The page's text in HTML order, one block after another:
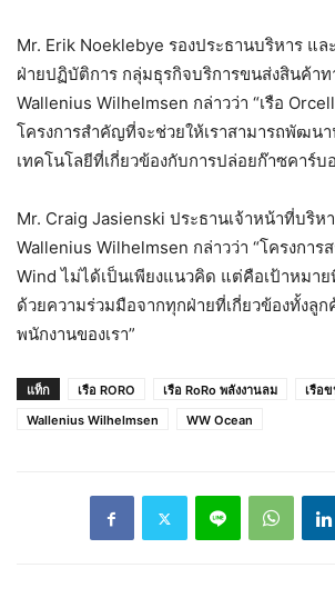
Mr. Erik Noeklebye รองประธานบริหาร แล
ฝ่ายปฏิบัติการ กลุ่มธุรกิจบริการขนส่งสินค้าท
Wallenius Wilhelmsen กล่าวว่า “เรือ
โครงการสำคัญที่จะช่วยให้เราสามารถพัฒน
เทคโนโลยีที่เกี่ยวข้องกับการปล่อยก๊าซคาร์บ
Mr. Craig Jasienski ประธานเจ้าหน้าที่บริหา
Wallenius Wilhelmsen กล่าวว่า “โครงการ
Wind ไม่ได้เป็นเพียงแนวคิด แต่คือเป้าหมาย
ด้วยความร่วมมือจากทุกฝ่ายที่เกี่ยวข้องทั้งลู
พนักงานของเรา”
แท็ก เรือ RORO เรือ RoRo พลังงานลม
เรือ
Wallenius Wilhelmsen
WW Ocean